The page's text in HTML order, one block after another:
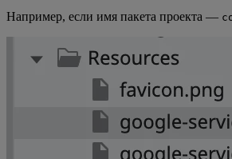
Например, если имя пакета проекта —